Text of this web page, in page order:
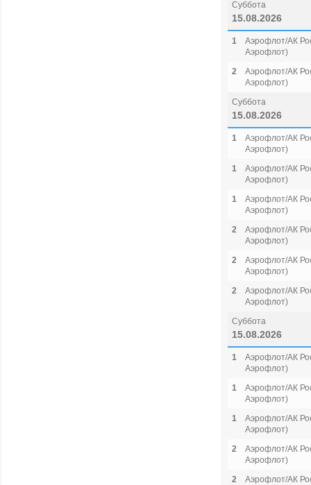
Суббота
15.08.2026
1
Аэрофлот/АК
Аэрофлот)
2
Аэрофлот/АК
Аэрофлот)
Суббота
15.08.2026
1
Аэрофлот/АК
Аэрофлот)
1
Аэрофлот/АК
Аэрофлот)
1
Аэрофлот/АК
Аэрофлот)
2
Аэрофлот/АК
Аэрофлот)
2
Аэрофлот/АК
Аэрофлот)
2
Аэрофлот/АК
Аэрофлот)
Суббота
15.08.2026
1
Аэрофлот/АК
Аэрофлот)
1
Аэрофлот/АК
Аэрофлот)
1
Аэрофлот/АК
Аэрофлот)
2
Аэрофлот/АК
Аэрофлот)
2
Аэрофлот/АК